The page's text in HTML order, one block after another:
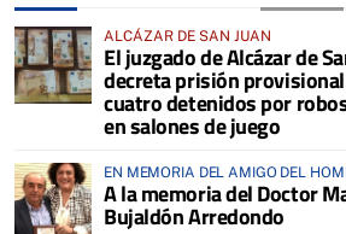
ALCÁZAR DE SAN JUAN
El juzgado de Alcázar de
decreta prisión
cuatro detenidos por
en salones de juego
EN MEMORIA DEL AMIGO DEL
ANIMALES
A la memoria del Doctor
Bujaldón Arredondo